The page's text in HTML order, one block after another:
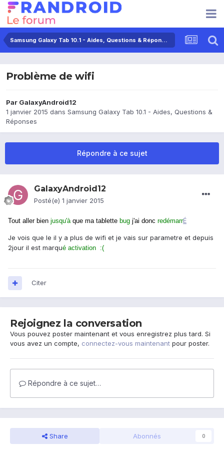
Samsung Galaxy Tab 10.1 - Aides, Questions & Réponses
Problème de wifi
Par GalaxyAndroid12
1 janvier 2015 dans Samsung Galaxy Tab 10.1 - Aides, Questions &
Réponses
Répondre à ce sujet
GalaxyAndroid12
Posté(e) 1 janvier 2015
Tout aller bien jusqu'àque ma tablette bug j'ai donc redémarrÉ
Je vois que le il y a plus de wifi et je vais sur parametre et depuis
2jour il est marqué activation :(
Citer
Rejoignez la conversation
Vous pouvez poster maintenant et vous enregistrez plus tard. Si
vous avez un compte, connectez-vous maintenant pour poster.
Répondre à ce sujet…
Share Abonnés 0